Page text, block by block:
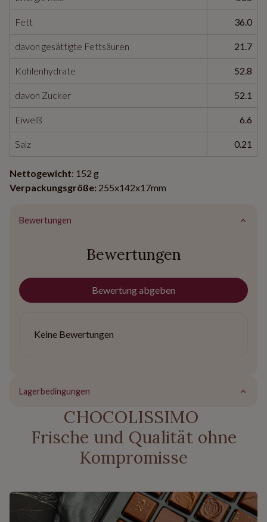
Fett 36.0
davon gesättigte Fettsäuren 21.7
Kohlenhydrate 52.8
davon Zucker 52.1
Eiweiß 6.6
Salz 0.21
Nettogewicht: 152 g
Verpackungsgröße: 255x142x17mm
Bewertungen
Bewertungen
Bewertung abgeben
Keine Bewertungen
Lagerbedingungen
CHOCOLISSIMO
Frische und Qualität ohne
Kompromisse